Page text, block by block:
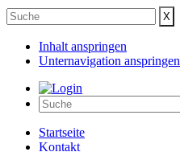
Inhalt anspringen
Unternavigation anspringen
Startseite
Kontakt